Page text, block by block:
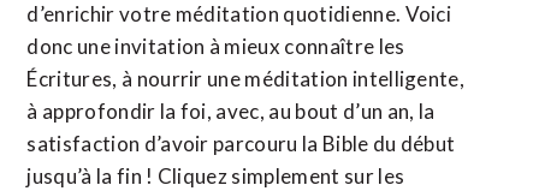
d’enrichir votre méditation quotidienne. Voici
donc une invitation à mieux connaître les
Écritures, à nourrir une méditation intelligente,
à approfondir la foi, avec, au bout d’un an, la
satisfaction d’avoir parcouru la Bible du début
jusqu’à la fin ! Cliquez simplement sur les